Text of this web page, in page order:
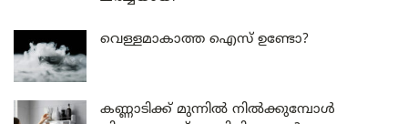
വെള്ളമാകാത്ത ഐസ് ഉണ്ടോ?
കണ്ണാടിക്ക് മുന്നിൽ നിൽക്കുമ്പോൾ